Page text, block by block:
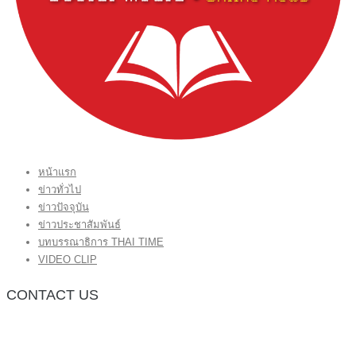
หน้าแรก
ข่าวทั่วไป
ข่าวปัจจุบัน
ข่าวประชาสัมพันธ์
บทบรรณาธิการ THAI TIME
VIDEO CLIP
CONTACT US